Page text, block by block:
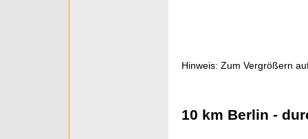
Hinweis: Zum Vergrößern
10 km Berlin -